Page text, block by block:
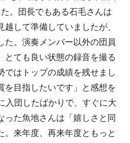
。団長でもある石毛さんは
越して準備していましたが、
た。演奏メンバー以外の団員
とても良い状態の録音を撮る
ではトップの成績を残せまし
を目指したいです」と感想を
入団したばかりで、すぐに大
った魚地さんは「嬉しさと同
。来年度、再来年度ともっと